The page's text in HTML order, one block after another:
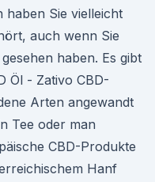
haben Sie vielleicht
auch wenn Sie
haben. Es gibt
Öl - Zativo CBD-
Arten angewandt
Tee oder man
CBD-Produkte
Hanf